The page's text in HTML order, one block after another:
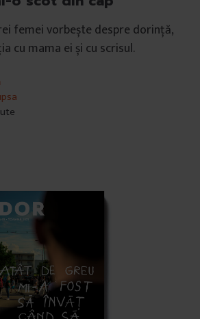
femei vorbește despre dorință,
cu mama ei și cu scrisul.